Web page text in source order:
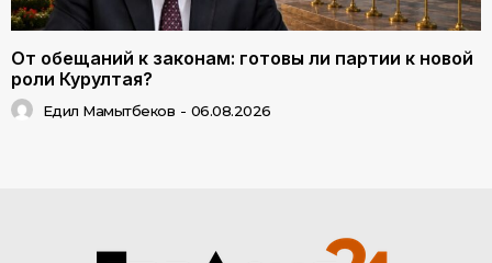
От обещаний к законам: готовы ли партии к новой
роли Курултая?
Едил Мамытбеков - 06.08.2026